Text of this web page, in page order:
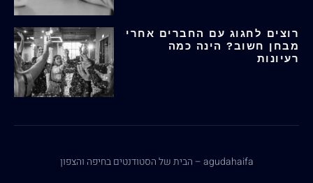
רוצים לחגוג עם החברים אחרי
מבחן חשוב? הינה כמה
רעיונות
agudahaifa – הבית של הסטודנטים בחיפה והצפון